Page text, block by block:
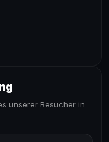
unserer Besucher in